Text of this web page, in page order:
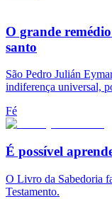
O grande
santo
São Pedro Julián
indiferença universal,
Fé
É possível
O Livro da Sabedoria
Testamento.